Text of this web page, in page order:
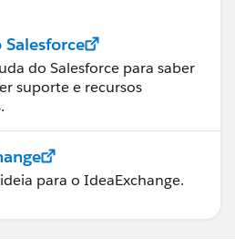
do Salesforce para saber
suporte e recursos
para o IdeaExchange.